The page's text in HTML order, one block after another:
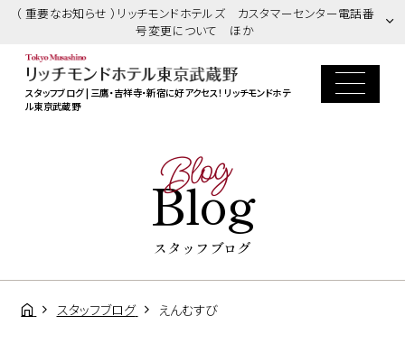
（ 重要なお知らせ ）リッチモンドホテルズ カスタマーセンター電話番
号変更について ほか
スタッフブログ | 三鷹・吉祥寺・新宿に好アクセス！ リッチモンドホテ
ル東京武蔵野
Blog
Blog
スタッフブログ
スタッフブログ えんむすび